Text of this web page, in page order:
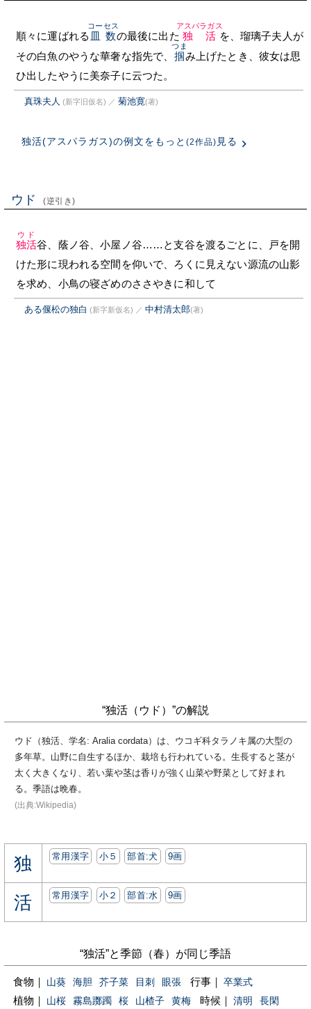
順々に運ばれる 皿数
コーセス
の最後に出た 独活
アスパラガス
を、瑠璃子夫人が
その白魚のやうな華奢な指先で、 掴
つま
み上げたとき、彼女は思
ひ出したやうに美奈子に云つた。
真珠夫人 (新字旧仮名) ／ 菊池寛(著)
独活(アスパラガス)の例文をもっと (2作品) 見る
ウド (逆引き)
独活
ウド
谷、蔭ノ谷、小屋ノ谷……と支谷を渡るごとに、戸を開
けた形に現われる空間を仰いで、ろくに見えない源流の山影
を求め、小鳥の寝ざめのささやきに和して
ある偃松の独白 (新字新仮名) ／ 中村清太郎(著)
“独活（ウド）”の解説
ウド（独活、学名: Aralia cordata）は、ウコギ科タラノキ属の大型の
多年草。山野に自生するほか、栽培も行われている。生長すると茎が
太く大きくなり、若い葉や茎は香りが強く山菜や野菜として好まれ
る。季語は晩春。
(出典:Wikipedia)
独 常用漢字 小５ 部首:⽝ 9画
活 常用漢字 小２ 部首:⽔ 9画
“独活”と季節（春）が同じ季語
食物｜ 山葵 海胆 芥子菜 目刺 眼張 行事｜ 卒業式
植物｜ 山桜 霧島躑躅 桜 山楂子 黄梅 時候｜ 清明 長閑